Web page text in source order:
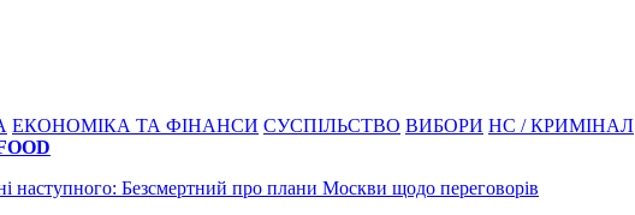
ЕКОНОМІКА ТА ФІНАНСИ СУСПІЛЬСТВО ВИБОРИ НС / КРИМІНАЛ